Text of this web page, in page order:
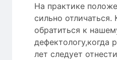
На практике
сильно
обратиться к
дефектологу,когда
лет следует